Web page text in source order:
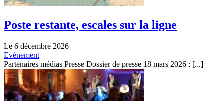
Poste restante, escales sur la ligne
Le 6 décembre 2026
Evènement
Partenaires médias Presse Dossier de presse 18 mars 2026 : [...]